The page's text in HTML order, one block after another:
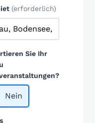
(erforderlich)
Sie Ihr
Nein